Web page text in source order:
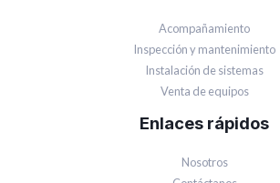
Acompañamiento
Inspección y mantenimiento
Instalación de sistemas
Venta de equipos
Enlaces rápidos
Nosotros